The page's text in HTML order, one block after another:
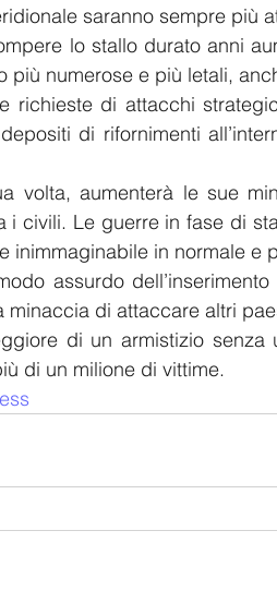
saranno sempre più
lo stallo durato anni
più numerose e più letali,
richieste di attacchi
di rifornimenti
volta, aumenterà le sue
i civili. Le guerre in fase di
inimmaginabile in normale e
assurdo
minaccia di attaccare altri
di un armistizio
di un milione di vittime.